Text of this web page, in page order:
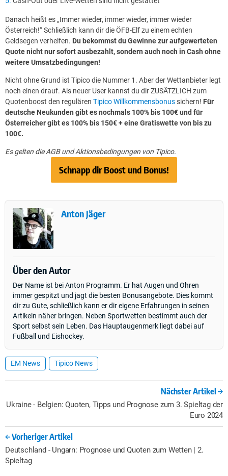
Danach heißt es „Immer wieder, immer wieder, immer wieder
Österreich!“ Schließlich kann dir die ÖFB-Elf zu einem echten
Geldsegen verhelfen. Du bekommst du Gewinne zur aufgewerteten
Quote nicht nur sofort ausbezahlt, sondern auch noch in Cash ohne
weitere Umsatzbedingungen!
Nicht ohne Grund ist Tipico die Nummer 1. Aber der Wettanbieter legt
noch einen drauf. Als neuer User kannst du dir ZUSÄTZLICH zum
Quotenboost den regulären Tipico Willkommensbonussichern! Für
deutsche Neukunden gibt es nochmals 100% bis 100€ und für
Österreicher gibt es 100% bis 150€ + eine Gratiswette von bis zu
100€.
Es gelten die AGB und Aktionsbedingungen von Tipico.
Schnapp dir Boost und Bonus!
Anton Jäger
Über den Autor
Der Name ist bei Anton Programm. Er hat Augen und Ohren
immer gespitzt und jagt die besten Bonusangebote. Dies kommt
dir zu Gute, schließlich kann er dir eigene Erfahrungen in seinen
Artikeln näher bringen. Neben Sportwetten bestimmt auch der
Sport selbst sein Leben. Das Hauptaugenmerk liegt dabei auf
Fußball und Eishockey.
EM News Tipico News
Nächster Artikel
Ukraine - Belgien: Quoten, Tipps und Prognose zum 3. Spieltag der
Euro 2024
Vorheriger Artikel
Deutschland - Ungarn: Prognose und Quoten zum Wetten | 2.
Spieltag